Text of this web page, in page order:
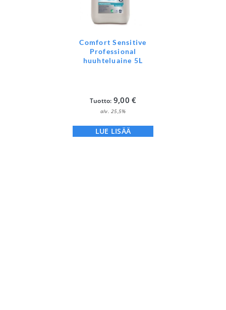
Comfort Sensitive
Professional
huuhteluaine 5L
Tuotto: 9,00 €
alv. 25,5%
LUE LISÄÄ